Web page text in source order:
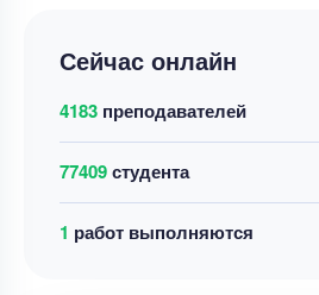
Сейчас онлайн
4183 преподавателей
77409студента
1 работ выполняются